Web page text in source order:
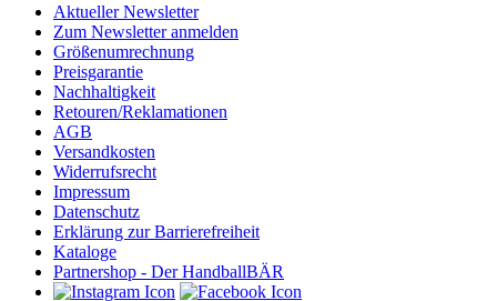
Aktueller Newsletter
Zum Newsletter anmelden
Größenumrechnung
Preisgarantie
Nachhaltigkeit
Retouren/Reklamationen
AGB
Versandkosten
Widerrufsrecht
Impressum
Datenschutz
Erklärung zur Barrierefreiheit
Kataloge
Partnershop - Der HandballBÄR